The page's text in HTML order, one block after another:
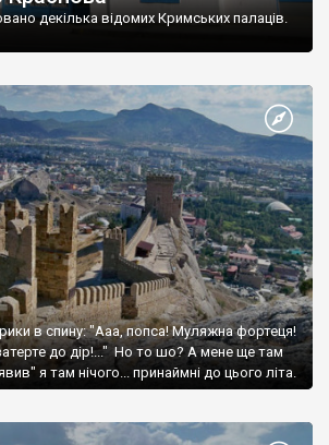
декілька відомих Кримських палаців.
в спину: "Ааа, попса! Муляжна фортеця!
до дір!..." Но то шо? А мене ще там
я там нічого... принаймні до цього літа.